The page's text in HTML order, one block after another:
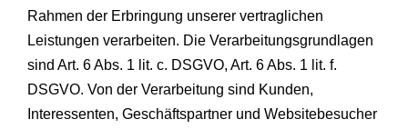
Rahmen der Erbringung unserer vertraglichen
Leistungen verarbeiten. Die Verarbeitungsgrundlagen
sind Art. 6 Abs. 1 lit. c. DSGVO, Art. 6 Abs. 1 lit. f.
DSGVO. Von der Verarbeitung sind Kunden,
Interessenten, Geschäftspartner und Websitebesucher